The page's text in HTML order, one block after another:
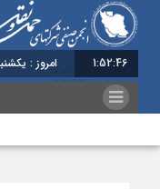
1:52:46 امروز : یکشنبه - 18